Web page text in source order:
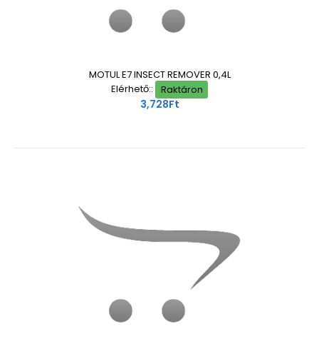
MOTUL E7 INSECT REMOVER 0,4L
Elérhető::
Raktáron
3,728Ft